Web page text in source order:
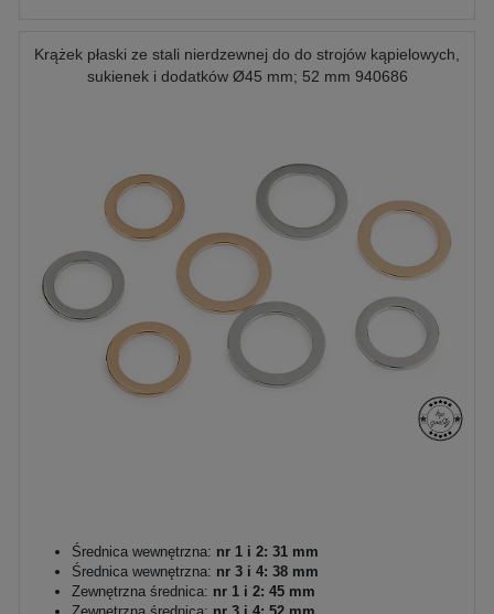
Krążek płaski ze stali nierdzewnej do do strojów kąpielowych,
sukienek i dodatków Ø45 mm; 52 mm 940686
Średnica wewnętrzna: nr 1 i 2: 31 mm
Średnica wewnętrzna: nr 3 i 4: 38 mm
Zewnętrzna średnica: nr 1 i 2: 45 mm